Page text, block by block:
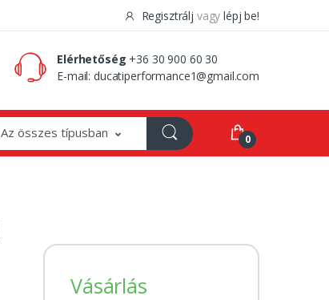
Regisztrálj vagy lépj be!
Elérhetőség +36 30 900 60 30
E-mail:ducatiperformance1@gmail.com
Az összes típusban 0
Vásárlás